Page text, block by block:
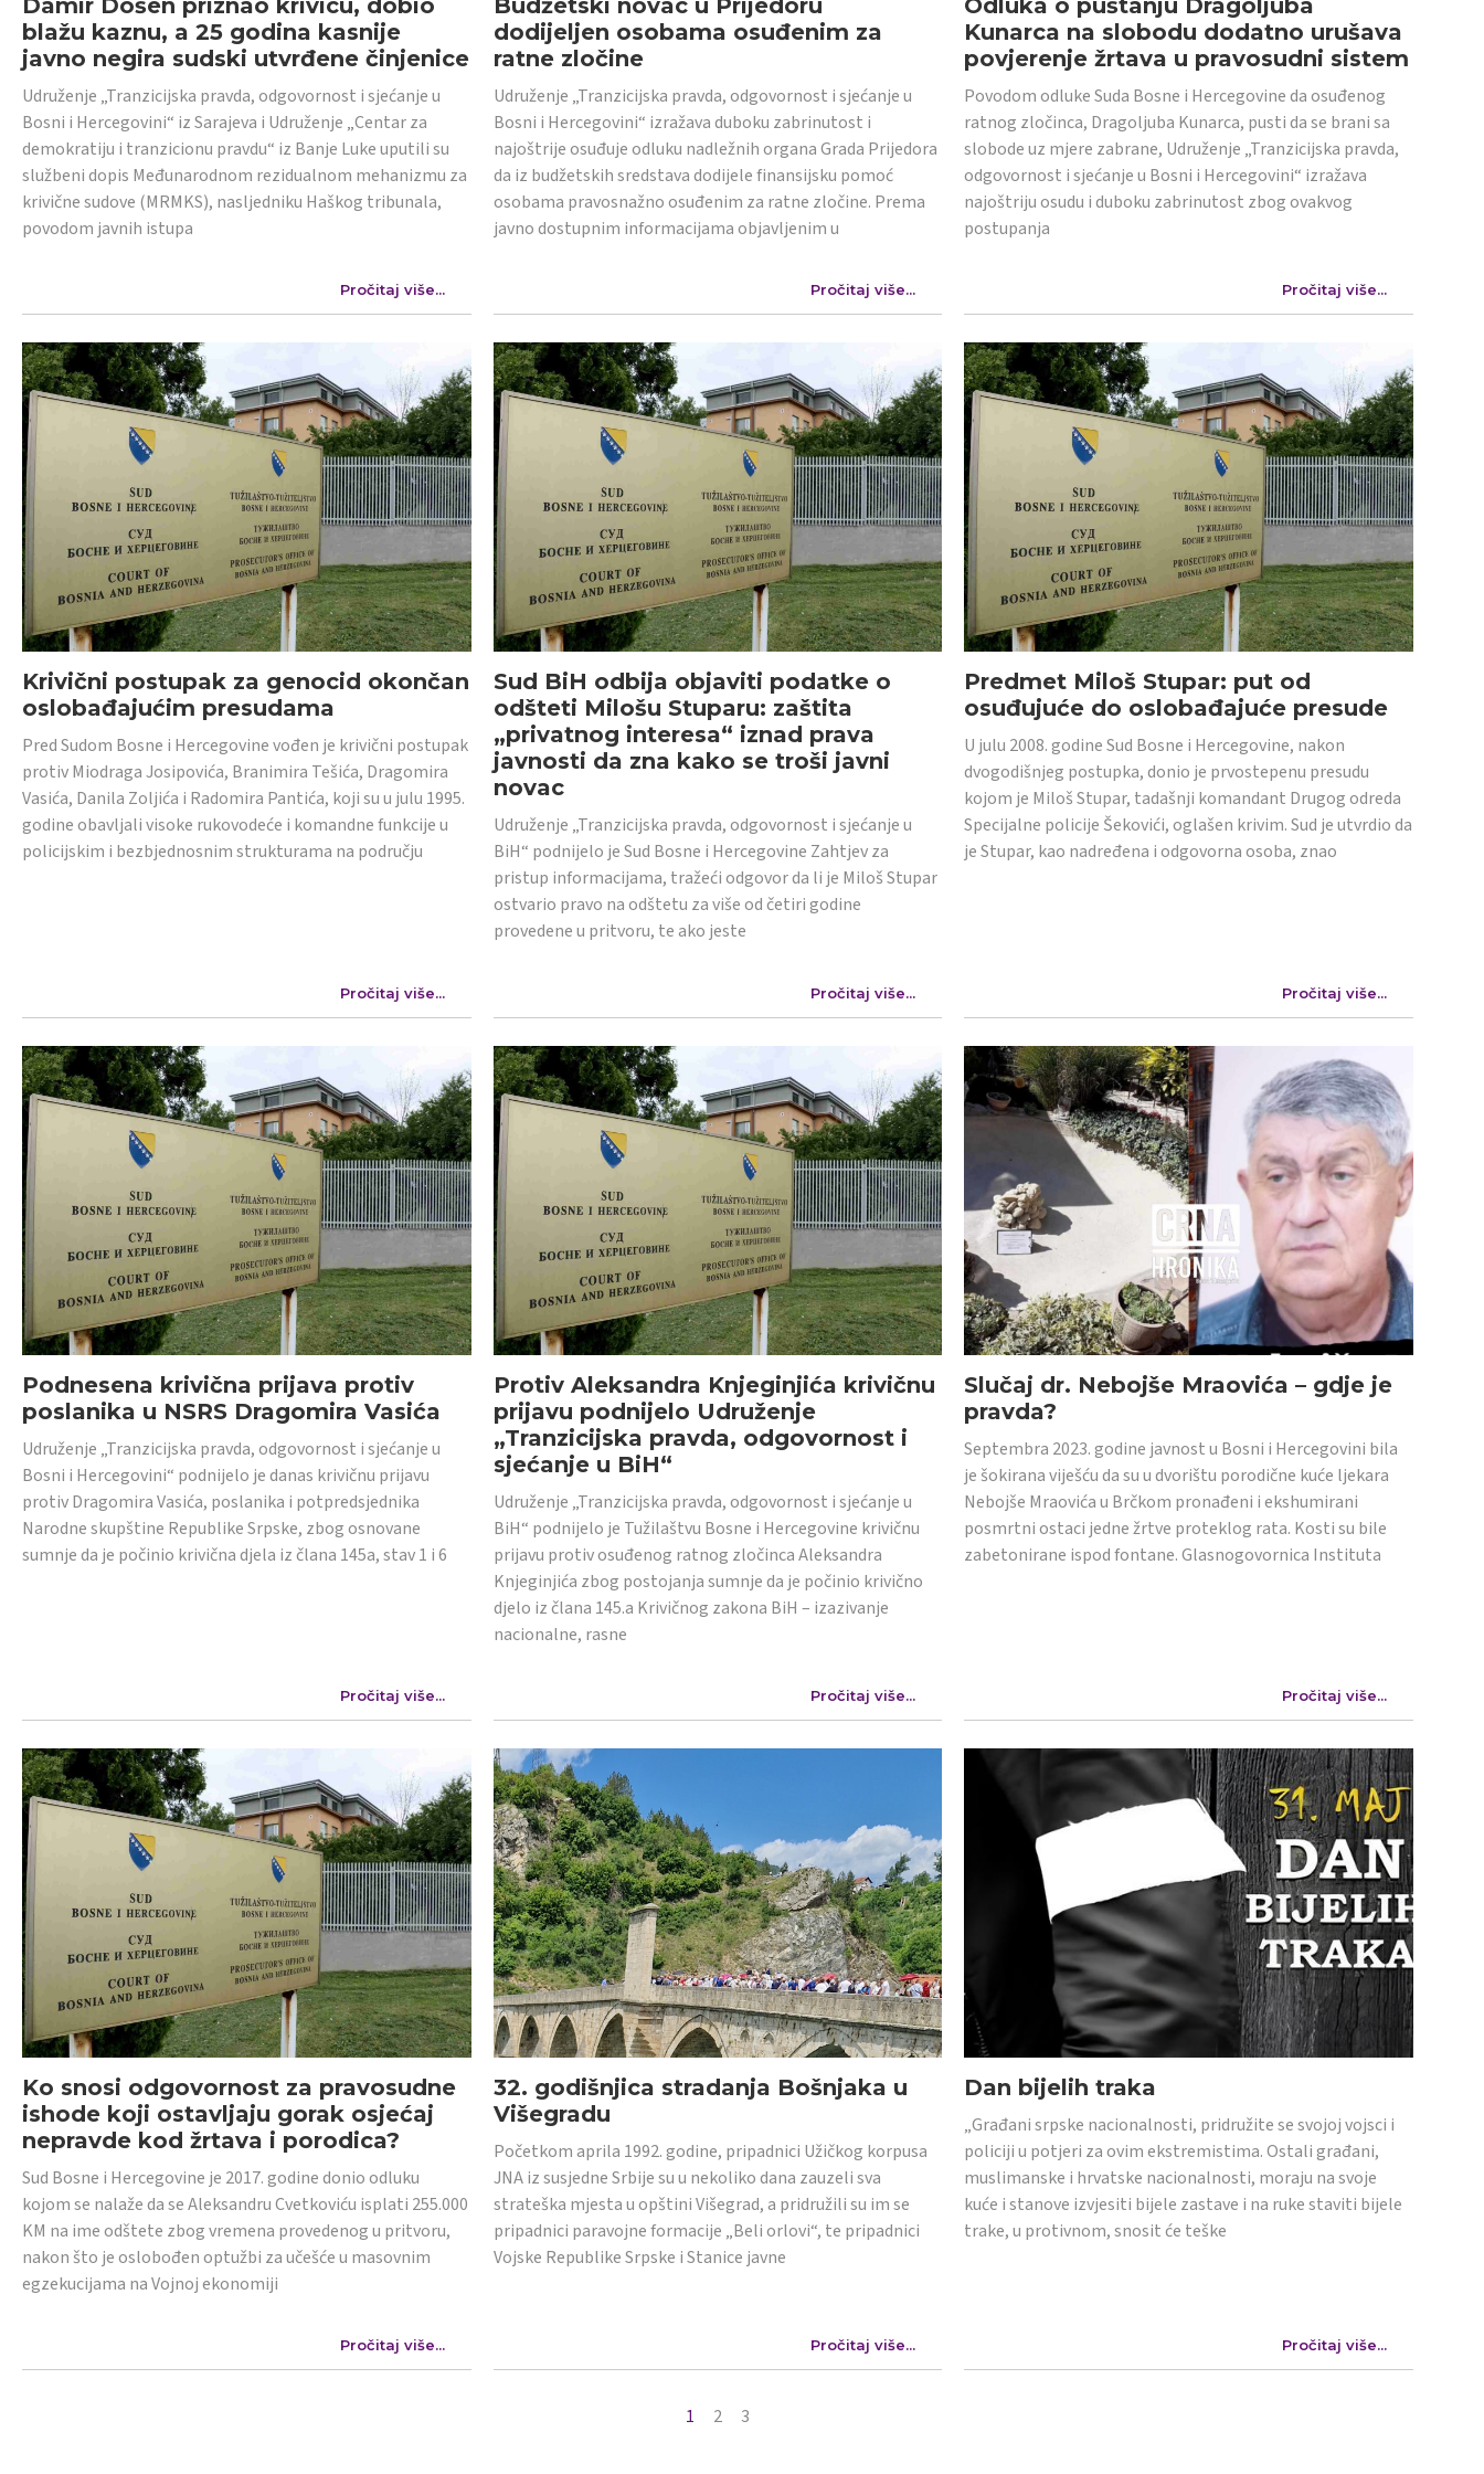
blažu kaznu, a 25 godina kasnije
javno negira sudski utvrđene činjenice
Udruženje „Tranzicijska pravda, odgovornost i sjećanje u
Bosni i Hercegovini“ iz Sarajeva i Udruženje „Centar za
demokratiju i tranzicionu pravdu“ iz Banje Luke uputili su
službeni dopis Međunarodnom rezidualnom mehanizmu za
krivične sudove (MRMKS), nasljedniku Haškog tribunala,
povodom javnih istupa
Pročitaj više...
dodijeljen osobama osuđenim za
ratne zločine
Udruženje „Tranzicijska pravda, odgovornost i sjećanje u
Bosni i Hercegovini“ izražava duboku zabrinutost i
najoštrije osuđuje odluku nadležnih organa Grada Prijedora
da iz budžetskih sredstava dodijele finansijsku pomoć
osobama pravosnažno osuđenim za ratne zločine. Prema
javno dostupnim informacijama objavljenim u
Pročitaj više...
Kunarca na slobodu dodatno urušava
povjerenje žrtava u pravosudni sistem
Povodom odluke Suda Bosne i Hercegovine da osuđenog
ratnog zločinca, Dragoljuba Kunarca, pusti da se brani sa
slobode uz mjere zabrane, Udruženje „Tranzicijska pravda,
odgovornost i sjećanje u Bosni i Hercegovini“ izražava
najoštriju osudu i duboku zabrinutost zbog ovakvog
postupanja
Pročitaj više...
Krivični postupak za genocid okončan
oslobađajućim presudama
Pred Sudom Bosne i Hercegovine vođen je krivični postupak
protiv Miodraga Josipovića, Branimira Tešića, Dragomira
Vasića, Danila Zoljića i Radomira Pantića, koji su u julu 1995.
godine obavljali visoke rukovodeće i komandne funkcije u
policijskim i bezbjednosnim strukturama na području
Pročitaj više...
Sud BiH odbija objaviti podatke o
odšteti Milošu Stuparu: zaštita
„privatnog interesa“ iznad prava
javnosti da zna kako se troši javni
novac
Udruženje „Tranzicijska pravda, odgovornost i sjećanje u
BiH“ podnijelo je Sud Bosne i Hercegovine Zahtjev za
pristup informacijama, tražeći odgovor da li je Miloš Stupar
ostvario pravo na odštetu za više od četiri godine
provedene u pritvoru, te ako jeste
Pročitaj više...
Predmet Miloš Stupar: put od
osuđujuće do oslobađajuće presude
U julu 2008. godine Sud Bosne i Hercegovine, nakon
dvogodišnjeg postupka, donio je prvostepenu presudu
kojom je Miloš Stupar, tadašnji komandant Drugog odreda
Specijalne policije Šekovići, oglašen krivim. Sud je utvrdio da
je Stupar, kao nadređena i odgovorna osoba, znao
Pročitaj više...
Podnesena krivična prijava protiv
poslanika u NSRS Dragomira Vasića
Udruženje „Tranzicijska pravda, odgovornost i sjećanje u
Bosni i Hercegovini“ podnijelo je danas krivičnu prijavu
protiv Dragomira Vasića, poslanika i potpredsjednika
Narodne skupštine Republike Srpske, zbog osnovane
sumnje da je počinio krivična djela iz člana 145a, stav 1 i 6
Pročitaj više...
Protiv Aleksandra Knjeginjića krivičnu
prijavu podnijelo Udruženje
„Tranzicijska pravda, odgovornost i
sjećanje u BiH“
Udruženje „Tranzicijska pravda, odgovornost i sjećanje u
BiH“ podnijelo je Tužilaštvu Bosne i Hercegovine krivičnu
prijavu protiv osuđenog ratnog zločinca Aleksandra
Knjeginjića zbog postojanja sumnje da je počinio krivično
djelo iz člana 145.a Krivičnog zakona BiH – izazivanje
nacionalne, rasne
Pročitaj više...
Slučaj dr. Nebojše Mraovića – gdje je
pravda?
Septembra 2023. godine javnost u Bosni i Hercegovini bila
je šokirana viješću da su u dvorištu porodične kuće ljekara
Nebojše Mraovića u Brčkom pronađeni i ekshumirani
posmrtni ostaci jedne žrtve proteklog rata. Kosti su bile
zabetonirane ispod fontane. Glasnogovornica Instituta
Pročitaj više...
Ko snosi odgovornost za pravosudne
ishode koji ostavljaju gorak osjećaj
nepravde kod žrtava i porodica?
Sud Bosne i Hercegovine je 2017. godine donio odluku
kojom se nalaže da se Aleksandru Cvetkoviću isplati 255.000
KM na ime odštete zbog vremena provedenog u pritvoru,
nakon što je oslobođen optužbi za učešće u masovnim
egzekucijama na Vojnoj ekonomiji
Pročitaj više...
32. godišnjica stradanja Bošnjaka u
Višegradu
Početkom aprila 1992. godine, pripadnici Užičkog korpusa
JNA iz susjedne Srbije su u nekoliko dana zauzeli sva
strateška mjesta u opštini Višegrad, a pridružili su im se
pripadnici paravojne formacije „Beli orlovi“, te pripadnici
Vojske Republike Srpske i Stanice javne
Pročitaj više...
Dan bijelih traka
„Građani srpske nacionalnosti, pridružite se svojoj vojsci i
policiji u potjeri za ovim ekstremistima. Ostali građani,
muslimanske i hrvatske nacionalnosti, moraju na svoje
kuće i stanove izvjesiti bijele zastave i na ruke staviti bijele
trake, u protivnom, snosit će teške
Pročitaj više...
1 2 3